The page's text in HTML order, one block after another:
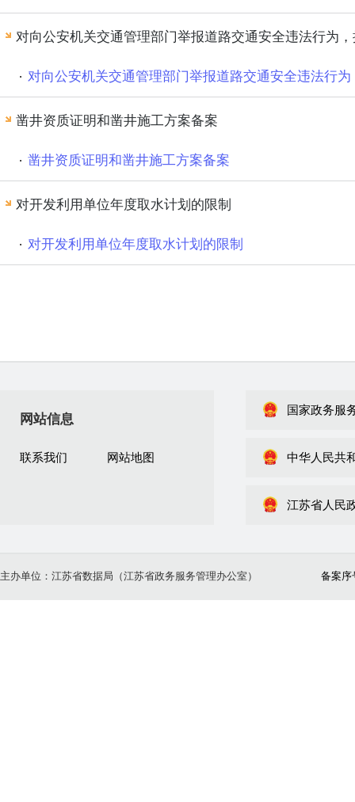
对向公安机关交通管理部门举报道路交通安全违法行为
对向公安机关交通管理部门举报道路交通安全违法行
凿井资质证明和凿井施工方案备案
凿井资质证明和凿井施工方案备案
对开发利用单位年度取水计划的限制
对开发利用单位年度取水计划的限制
网站信息
联系我们 网站地图
国家政务服
中华人民共
江苏省人民
主办单位：江苏省数据局（江苏省政务服务管理办公室） 备案序